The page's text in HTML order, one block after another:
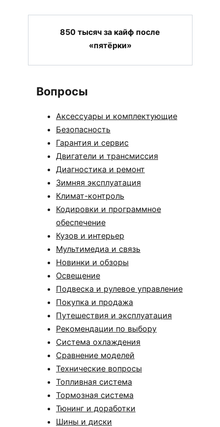
850 тысяч за кайф после
«пятёрки»
Вопросы
Аксессуары и комплектующие
Безопасность
Гарантия и сервис
Двигатели и трансмиссия
Диагностика и ремонт
Зимняя эксплуатация
Климат-контроль
Кодировки и программное
обеспечение
Кузов и интерьер
Мультимедиа и связь
Новинки и обзоры
Освещение
Подвеска и рулевое управление
Покупка и продажа
Путешествия и эксплуатация
Рекомендации по выбору
Система охлаждения
Сравнение моделей
Технические вопросы
Топливная система
Тормозная система
Тюнинг и доработки
Шины и диски